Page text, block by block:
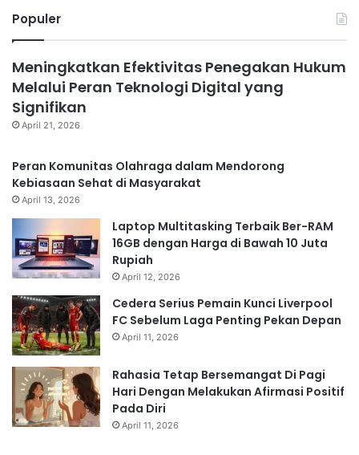
Populer
Meningkatkan Efektivitas Penegakan Hukum
Melalui Peran Teknologi Digital yang
Signifikan
April 21, 2026
Peran Komunitas Olahraga dalam Mendorong
Kebiasaan Sehat di Masyarakat
April 13, 2026
Laptop Multitasking Terbaik Ber-RAM
16GB dengan Harga di Bawah 10 Juta
Rupiah
April 12, 2026
Cedera Serius Pemain Kunci Liverpool
FC Sebelum Laga Penting Pekan Depan
April 11, 2026
Rahasia Tetap Bersemangat Di Pagi
Hari Dengan Melakukan Afirmasi Positif
Pada Diri
April 11, 2026